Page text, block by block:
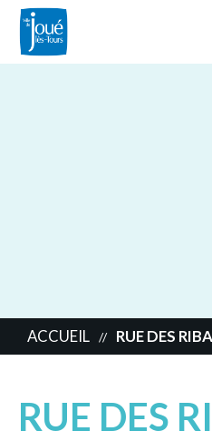
ACCUEIL // RUE DES
RUE DES